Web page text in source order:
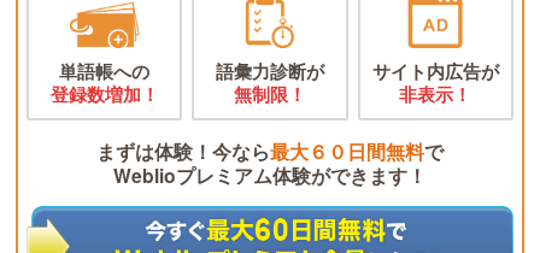
単語帳への
登録数増加！
語彙力診断が
無制限！
サイト内広告が
非表示！
まずは体験！今なら最大６０日間無料で
Weblioプレミアム体験ができます！